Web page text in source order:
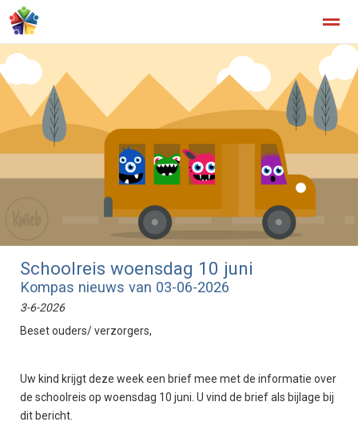
Home Zoeken Nieuws Agenda
Schoolreis woensdag 10 juni
Kompas nieuws van 03-06-2026
3-6-2026
Beset ouders/ verzorgers,
Uw kind krijgt deze week een brief mee met de informatie over
de schoolreis op woensdag 10 juni. U vind de brief als bijlage bij
dit bericht.